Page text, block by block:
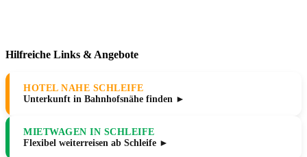
Hilfreiche Links & Angebote
HOTEL NAHE SCHLEIFE
Unterkunft in Bahnhofsnähe finden ►
MIETWAGEN IN SCHLEIFE
Flexibel weiterreisen ab Schleife ►